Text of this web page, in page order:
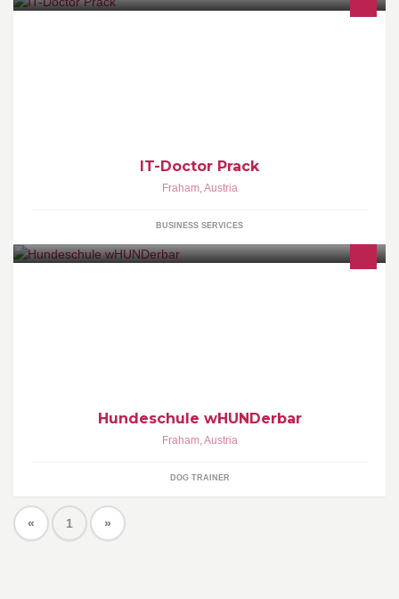
IT-Doctor Prack
Fraham,Austria
BUSINESS SERVICES
Hundeschule wHUNDerbar
Fraham,Austria
DOG TRAINER
« 1 »